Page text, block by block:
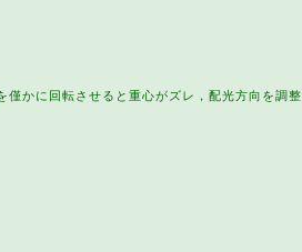
僅かに回転させると重心がズレ，配光方向を調整